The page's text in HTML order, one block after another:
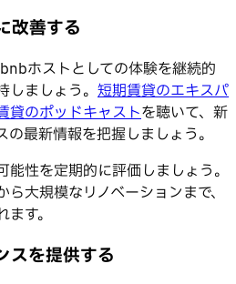
改善する
ホストとしての体験を継続的
ましょう。 短期賃貸のエキスパ
貸のポッドキャストを聴いて、新
最新情報を把握しましょう。
性を定期的に評価しましょう。
大規模なリノベーションまで、
す。
スを提供する